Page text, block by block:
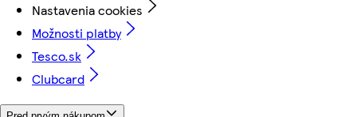
Nastavenia cookies
Možnosti platby
Tesco.sk
Clubcard